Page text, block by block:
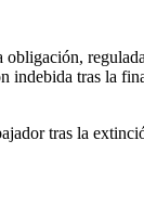
tras la
tras la